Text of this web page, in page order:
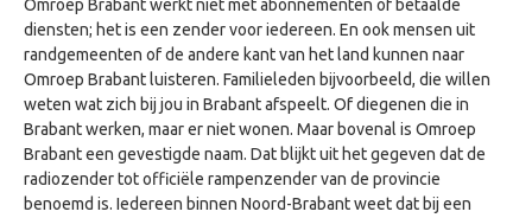
Omroep Brabant werkt niet met abonnementen of betaalde
diensten; het is een zender voor iedereen. En ook mensen uit
randgemeenten of de andere kant van het land kunnen naar
Omroep Brabant luisteren. Familieleden bijvoorbeeld, die willen
weten wat zich bij jou in Brabant afspeelt. Of diegenen die in
Brabant werken, maar er niet wonen. Maar bovenal is Omroep
Brabant een gevestigde naam. Dat blijkt uit het gegeven dat de
radiozender tot officiële rampenzender van de provincie
benoemd is. Iedereen binnen Noord-Brabant weet dat bij een